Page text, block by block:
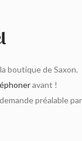
boutique de Saxon.
avant !
préalable par